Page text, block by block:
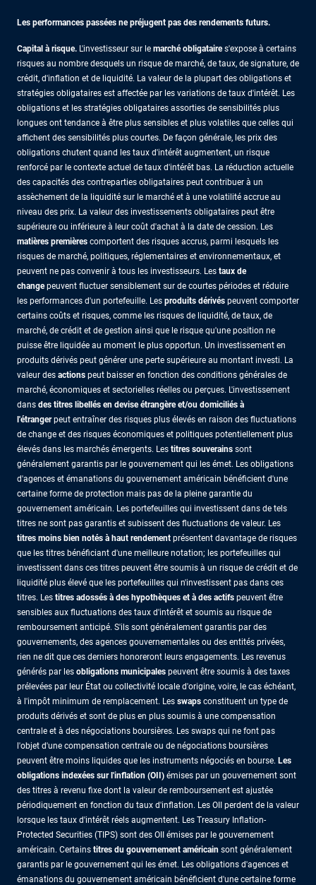
Les performances passées ne préjugent pas des rendements futurs.
Capital à risque. L'investisseur sur le marché obligataires'expose à certains
risques au nombre desquels un risque de marché, de taux, de signature, de
crédit, d'inflation et de liquidité. La valeur de la plupart des obligations et
stratégies obligataires est affectée par les variations de taux d'intérêt. Les
obligations et les stratégies obligataires assorties de sensibilités plus
longues ont tendance à être plus sensibles et plus volatiles que celles qui
affichent des sensibilités plus courtes. De façon générale, les prix des
obligations chutent quand les taux d'intérêt augmentent, un risque
renforcé par le contexte actuel de taux d'intérêt bas. La réduction actuelle
des capacités des contreparties obligataires peut contribuer à un
assèchement de la liquidité sur le marché et à une volatilité accrue au
niveau des prix. La valeur des investissements obligataires peut être
supérieure ou inférieure à leur coût d'achat à la date de cession. Les
matières premières comportent des risques accrus, parmi lesquels les
risques de marché, politiques, réglementaires et environnementaux, et
peuvent ne pas convenir à tous les investisseurs. Les taux de
changepeuvent fluctuer sensiblement sur de courtes périodes et réduire
les performances d'un portefeuille. Les produits dérivés peuvent comporter
certains coûts et risques, comme les risques de liquidité, de taux, de
marché, de crédit et de gestion ainsi que le risque qu'une position ne
puisse être liquidée au moment le plus opportun. Un investissement en
produits dérivés peut générer une perte supérieure au montant investi. La
valeur des actions peut baisser en fonction des conditions générales de
marché, économiques et sectorielles réelles ou perçues. L'investissement
dans des titres libellés en devise étrangère et/ou domiciliés à
l'étrangerpeut entraîner des risques plus élevés en raison des fluctuations
de change et des risques économiques et politiques potentiellement plus
élevés dans les marchés émergents. Les titres souverains sont
généralement garantis par le gouvernement qui les émet. Les obligations
d'agences et émanations du gouvernement américain bénéficient d'une
certaine forme de protection mais pas de la pleine garantie du
gouvernement américain. Les portefeuilles qui investissent dans de tels
titres ne sont pas garantis et subissent des fluctuations de valeur. Les
titres moins bien notés à haut rendement présentent davantage de risques
que les titres bénéficiant d'une meilleure notation; les portefeuilles qui
investissent dans ces titres peuvent être soumis à un risque de crédit et de
liquidité plus élevé que les portefeuilles qui n'investissent pas dans ces
titres. Les titres adossés à des hypothèques et à des actifs peuvent être
sensibles aux fluctuations des taux d'intérêt et soumis au risque de
remboursement anticipé. S'ils sont généralement garantis par des
gouvernements, des agences gouvernementales ou des entités privées,
rien ne dit que ces derniers honoreront leurs engagements. Les revenus
générés par les obligations municipales peuvent être soumis à des taxes
prélevées par leur État ou collectivité locale d'origine, voire, le cas échéant,
à l'impôt minimum de remplacement. Les swaps constituent un type de
produits dérivés et sont de plus en plus soumis à une compensation
centrale et à des négociations boursières. Les swaps qui ne font pas
l'objet d'une compensation centrale ou de négociations boursières
peuvent être moins liquides que les instruments négociés en bourse. Les
obligations indexées sur l'inflation (OII) émises par un gouvernement sont
des titres à revenu fixe dont la valeur de remboursement est ajustée
périodiquement en fonction du taux d'inflation. Les OII perdent de la valeur
lorsque les taux d'intérêt réels augmentent. Les Treasury Inflation-
Protected Securities (TIPS) sont des OII émises par le gouvernement
américain. Certains titres du gouvernement américain sont généralement
garantis par le gouvernement qui les émet. Les obligations d'agences et
émanations du gouvernement américain bénéficient d'une certaine forme